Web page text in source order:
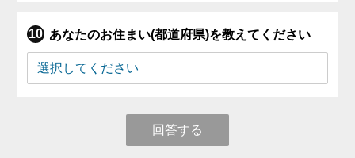
あなたのお住まい(都道府県)を教えてください
回答する